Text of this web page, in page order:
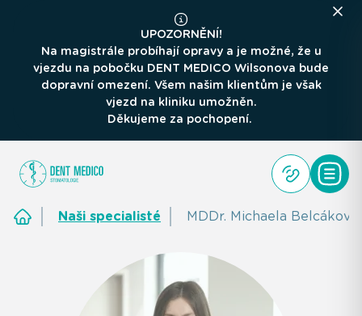
UPOZORNĚNÍ!
Na magistrále probíhají opravy a je možné, že u
vjezdu na pobočku DENT MEDICO Wilsonova bude
dopravní omezení. Všem našim klientům je však
vjezd na kliniku umožněn.
Děkujeme za pochopení.
Naši specialisté MDDr. Michaela Belcáková